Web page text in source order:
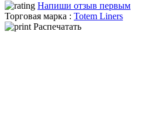
Напиши отзыв первым
Торговая марка : Totem Liners
Распечатать